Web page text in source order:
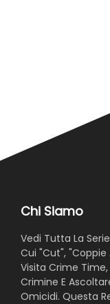
Chi Siamo
Vedi Tutta La
Cui "Cut", "Coppie
Visita Crime
Crimine E
Omicidi. Questa